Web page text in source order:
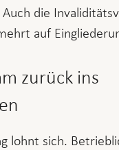
die
auf
zurück ins
lohnt sich.